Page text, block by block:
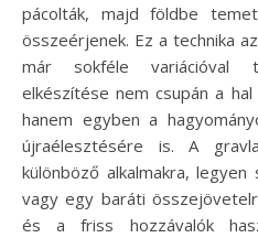
pácolták, majd földbe
összeérjenek. Ez a technika
már sokféle variációval
elkészítése nem csupán a
hanem egyben a
újraélesztésére is. A
különböző alkalmakra,
vagy egy baráti
és a friss hozzávalók